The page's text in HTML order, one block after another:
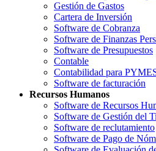
Gestión de Gastos
Cartera de Inversión
Software de Cobranza
Software de Finanzas
Software de Presupuestos
Contable
Contabilidad para
Software de facturación
Recursos Humanos
Software de Recursos
Software de Gestión del
Software de reclutamiento
Software de Pago de